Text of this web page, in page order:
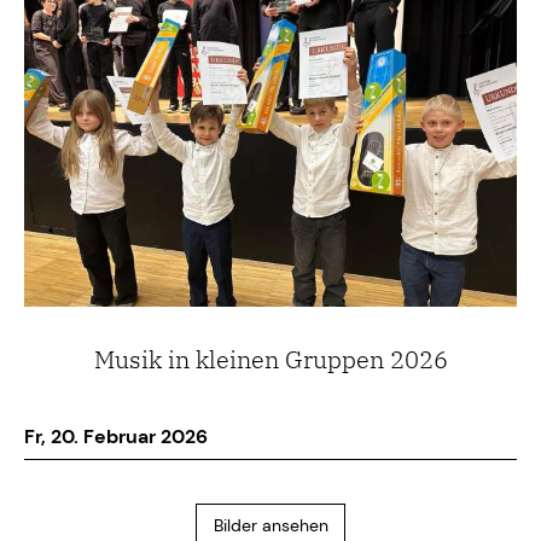
Musik in kleinen Gruppen 2026
Fr, 20. Februar 2026
Bilder ansehen